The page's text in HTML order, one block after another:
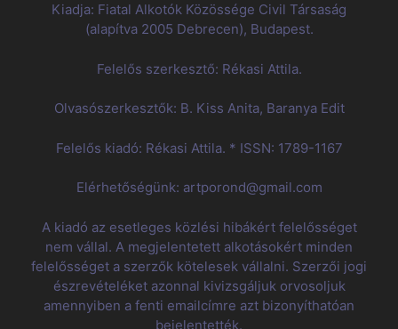
Kiadja: Fiatal Alkotók Közössége Civil Társaság
(alapítva 2005 Debrecen), Budapest.
Felelős szerkesztő: Rékasi Attila.
Olvasószerkesztők: B. Kiss Anita, Baranya Edit
Felelős kiadó: Rékasi Attila. * ISSN: 1789-1167
Elérhetőségünk: artporond@gmail.com
A kiadó az esetleges közlési hibákért felelősséget
nem vállal. A megjelentetett alkotásokért minden
felelősséget a szerzők kötelesek vállalni. Szerzői jogi
észrevételéket azonnal kivizsgáljuk orvosoljuk
amennyiben a fenti emailcímre azt bizonyíthatóan
bejelentették.